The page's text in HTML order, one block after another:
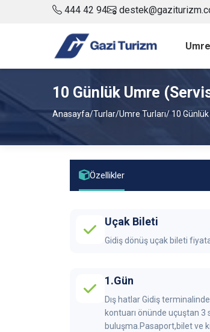
444 42 94
Umre
10 Günlük Umre
Anasayfa/Turlar/Umre Turları/ 10
Özellikler
Uçak Bileti
Gidiş dönüş uçak bileti
1.Gün
Dış hatlar Gidiş
kontuarı önünde uçuştan 3
buluşma.Pasaport,bilet ve